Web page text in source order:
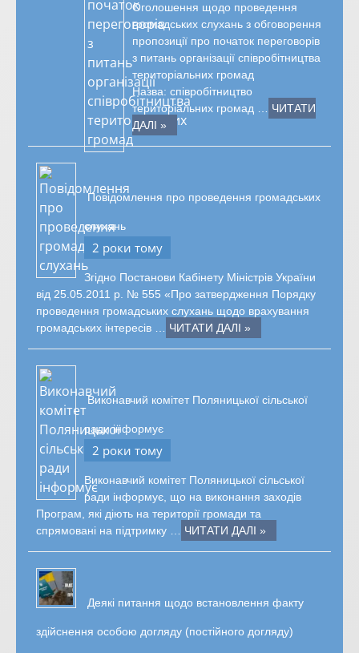
Оголошення щодо проведення
громадських слухань з обговорення
пропозиції про початок переговорів
з питань організації співробітництва
територіальних громад
Назва: співробітництво
територіальних громад …
ЧИТАТИ
ДАЛІ »
Повідомлення про проведення громадських
слухань
2 роки тому
Згідно Постанови Кабінету Міністрів України
від 25.05.2011 р. № 555 «Про затвердження Порядку
проведення громадських слухань щодо врахування
громадських інтересів …
ЧИТАТИ ДАЛІ »
Виконавчий комітет Поляницької сільської
ради інформує
2 роки тому
Виконавчий комітет Поляницької сільської
ради інформує, що на виконання заходів
Програм, які діють на території громади та
спрямовані на підтримку …
ЧИТАТИ ДАЛІ »
Деякі питання щодо встановлення факту
здійснення особою догляду (постійного догляду)